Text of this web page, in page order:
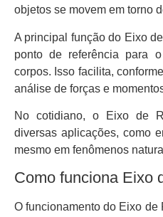
objetos se movem em torno
A principal função do Eixo
ponto de referência para
corpos. Isso facilita,
análise de forças e
No cotidiano, o Eixo de
diversas aplicações, como
mesmo em fenômenos
Como funciona Eixo
O funcionamento do Eixo